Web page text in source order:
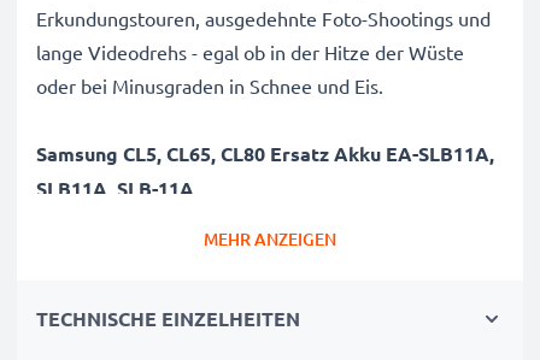
Erkundungstouren, ausgedehnte Foto-Shootings und
lange Videodrehs - egal ob in der Hitze der Wüste
oder bei Minusgraden in Schnee und Eis.
Samsung CL5, CL65, CL80 Ersatz Akku EA-SLB11A,
SLB11A, SLB-11A
Zelltyp: Lithium Ionen Akkupack / Battery Pack
MEHR ANZEIGEN
TECHNISCHE EINZELHEITEN